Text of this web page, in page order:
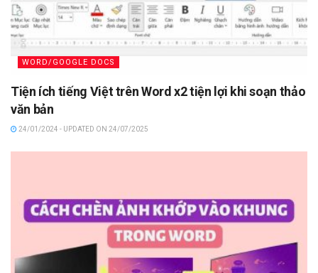
WORD/GOOGLE DOCS
Tiện ích tiếng Việt trên Word x2 tiện lợi khi soạn thảo
văn bản
24/01/2024 - UPDATED ON 24/07/2025